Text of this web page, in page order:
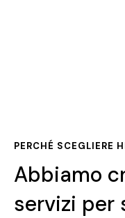
PERCHÉ SCEGLIERE
Abbiamo
servizi per